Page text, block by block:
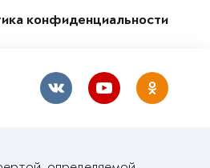
конфиденциальности